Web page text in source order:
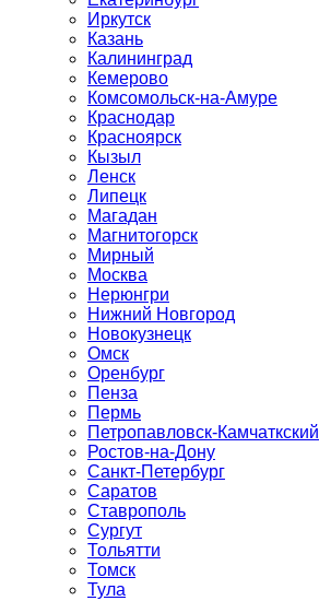
Иркутск
Казань
Калининград
Кемерово
Комсомольск-на-Амуре
Краснодар
Красноярск
Кызыл
Ленск
Липецк
Магадан
Магнитогорск
Мирный
Москва
Нерюнгри
Нижний Новгород
Новокузнецк
Омск
Оренбург
Пенза
Пермь
Петропавловск-Камчаткский
Ростов-на-Дону
Санкт-Петербург
Саратов
Ставрополь
Сургут
Тольятти
Томск
Тула